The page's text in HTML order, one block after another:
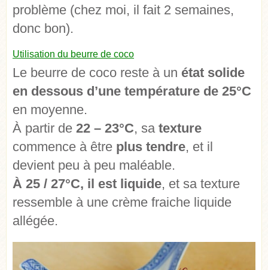
problème (chez moi, il fait 2 semaines,
donc bon).
Utilisation du beurre de coco
Le beurre de coco reste à un état solide
en dessous d’une température de 25°C
en moyenne.
À partir de 22 – 23°C, sa texture
commence à être plus tendre, et il
devient peu à peu maléable.
À 25 / 27°C, il est liquide, et sa texture
ressemble à une crème fraiche liquide
allégée.